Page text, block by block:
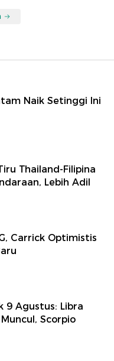
Naik Setinggi Ini
Thailand-Filipina
Lebih Adil
Carrick Optimistis
9 Agustus: Libra
Scorpio